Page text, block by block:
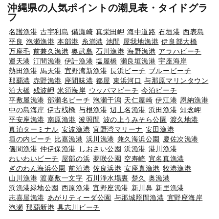
沖縄県の人気ポイントの潮見表・タイドグラ
フ
名護漁港 古宇利島 備瀬崎 真栄田岬 海中道路 石垣港 西表島
平良 泡瀬漁港 本部港 糸満港 池間 屋我地漁港 伊良部大橋
万座毛 前兼久漁港 奥武島 石川漁港 海野漁港 アラハビーチ
運天港 汀間漁港 伊計漁港 塩屋橋 瀬良垣漁港 宇座海岸
熱田漁港 馬天港 宜野湾新漁港 長浜ビーチ ブルービーチ
那覇港 赤野漁港 座間味港 都屋 東浜河口 与那原マリンタウン
泊大橋 残波岬 米須海岸 ウッパマビーチ 今泊ビーチ
平敷屋漁港 部瀬名ビーチ 泡瀬干潟 天仁屋崎 伊江港 恩納漁港
中の島海岸 伊古桟橋 与根漁港 辺土名漁港 浜田漁港 知念岬
平安座漁港 南原漁港 波照間 波の上うみそら公園 渡久地港
真泊ターミナル 安波漁港 宜野湾マリーナ 安田漁港
垣の内ビーチ 比嘉漁港 浜川漁港 兼久海浜公園
慶佐次漁港
儀間漁港 仲伊保漁港 しおさい公園 浜漁港 港川漁港
わいわいビーチ 屋部の浜 夢咲公園 空寿崎 宜名真漁港
ぎのわん海浜公園 前泊港 佐良浜港 安座真漁港 牧港漁港
山川漁港 渡嘉敷一文字 石川浄水場裏 楚久
奥漁港
浜漁港緑地公園 西原漁港 宜野座漁港 新川鼻 新里漁港
志喜屋漁港 あがりティーダ公園 与那城照間漁港 宜野座海岸
泡瀬 那覇新港 具志川ビーチ